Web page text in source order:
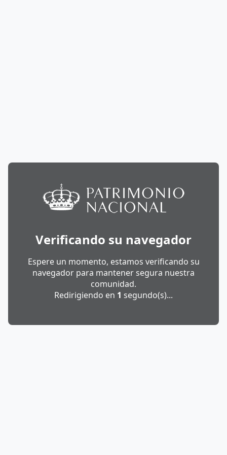
Verificando su navegador
Espere un momento, estamos verificando su
navegador para mantener segura nuestra
comunidad.
Redirigiendo en 1 segundo(s)...